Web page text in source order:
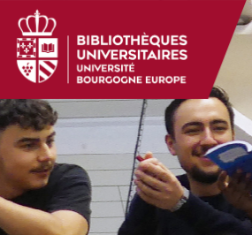
menu
contenu
la
recherche